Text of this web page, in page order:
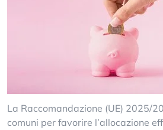
La Raccomandazione (UE) 2025/
comuni per favorire l’allocazione